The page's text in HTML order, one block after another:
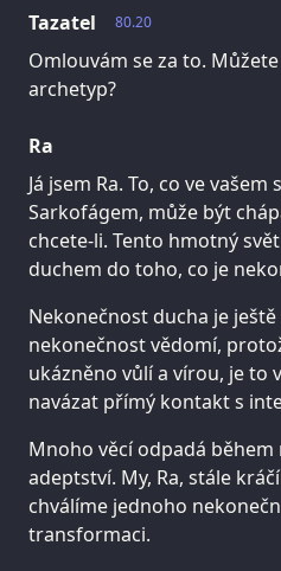
80.20
Tazatel
Omlouvám se za to.
archetyp?
Ra
Já jsem Ra. To, co ve
Sarkofágem, může být
chcete-li. Tento hmotný
duchem do toho, co je
Nekonečnost ducha je
nekonečnost vědomí,
ukázněno vůlí a vírou, je to
navázat přímý kontakt s
Mnoho věcí odpadá
adeptství. My, Ra, stále
chválíme jednoho
transformaci.